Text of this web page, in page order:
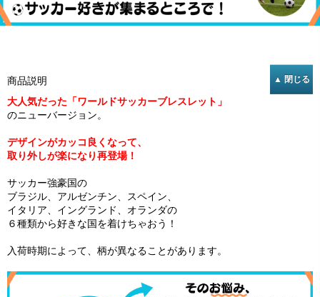
商品説明
大人気だった「ワールドサッカーブレスレット」
のニューバージョン。
デザインがカッコ良くなって、
取り外しが楽になり再登場！
サッカー強豪国の
ブラジル、アルゼンチン、スペイン、
イタリア、イングランド、オランダの
６種類から好きな国を着けちゃおう！
入荷時期によって、柄が異なることがあります。